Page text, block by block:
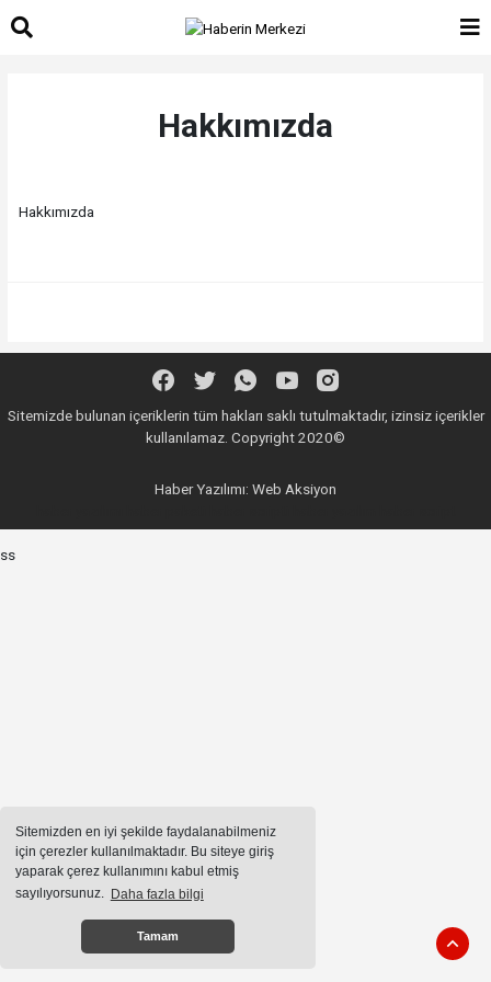
Sitemizden en iyi şekilde faydalanabilmeniz
için çerezler kullanılmaktadır. Bu siteye giriş
yaparak çerez kullanımını kabul etmiş
sayılıyorsunuz. Daha fazla bilgi
Tamam
Hakkımızda
Hakkımızda
Sitemizde bulunan içeriklerin tüm hakları saklı tutulmaktadır, izinsiz içerikler
kullanılamaz. Copyright 2020©
Haber Yazılımı: Web Aksiyon
ss